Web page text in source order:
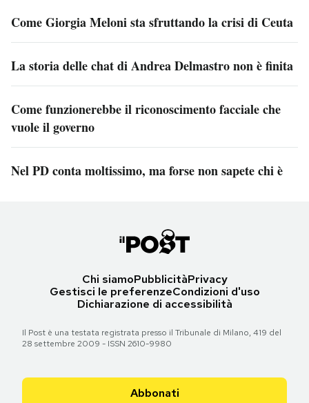
Come Giorgia Meloni sta sfruttando la crisi di Ceuta
La storia delle chat di Andrea Delmastro non è finita
Come funzionerebbe il riconoscimento facciale che
vuole il governo
Nel PD conta moltissimo, ma forse non sapete chi è
Chi siamoPubblicitàPrivacy
Gestisci le preferenzeCondizioni d'uso
Dichiarazione di accessibilità
Il Post è una testata registrata presso il Tribunale di Milano, 419 del
28 settembre 2009 - ISSN 2610-9980
Abbonati